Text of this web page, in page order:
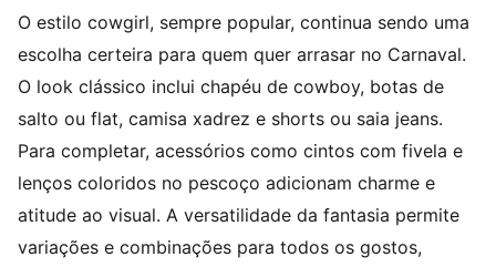
O estilo cowgirl, sempre popular, continua sendo uma
escolha certeira para quem quer arrasar no Carnaval.
O look clássico inclui chapéu de cowboy, botas de
salto ou flat, camisa xadrez e shorts ou saia jeans.
Para completar, acessórios como cintos com fivela e
lenços coloridos no pescoço adicionam charme e
atitude ao visual. A versatilidade da fantasia permite
variações e combinações para todos os gostos,